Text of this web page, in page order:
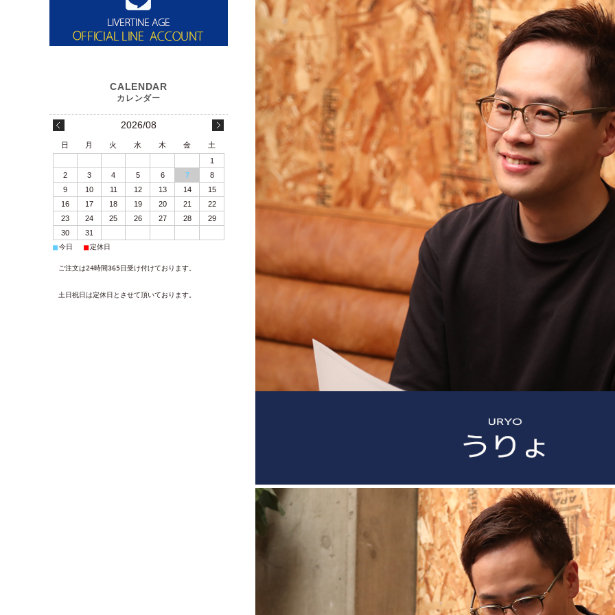
2026/08
日 月 火 水 木 金
土
1
2
3 4 5 6 7
8
9
10 11 12 13 14
15
16
17 18 19 20 21
22
23
24 25 26 27 28
29
30
31
■今日 ■定休日
ご注文は24時間365日受け付けております。
土日祝日は定休日とさせて頂いております。